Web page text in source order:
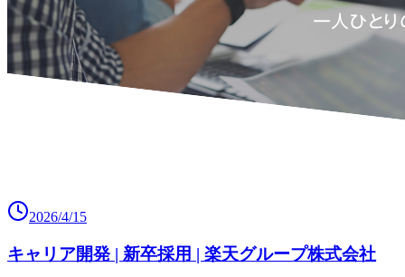
2026/4/15
キャリア開発 | 新卒採用 | 楽天グループ株式会社